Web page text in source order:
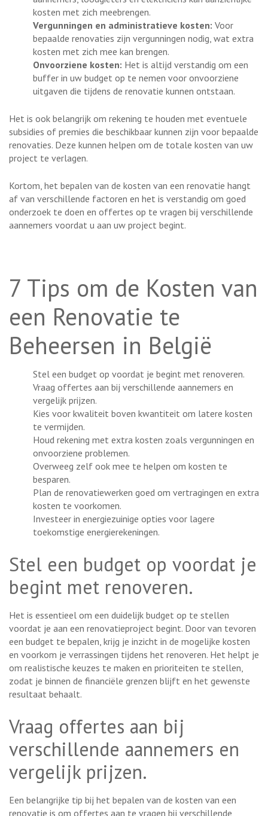
kosten met zich meebrengen.
Vergunningen en administratieve kosten: Voor
bepaalde renovaties zijn vergunningen nodig, wat extra
kosten met zich mee kan brengen.
Onvoorziene kosten: Het is altijd verstandig om een
buffer in uw budget op te nemen voor onvoorziene
uitgaven die tijdens de renovatie kunnen ontstaan.
Het is ook belangrijk om rekening te houden met eventuele
subsidies of premies die beschikbaar kunnen zijn voor bepaalde
renovaties. Deze kunnen helpen om de totale kosten van uw
project te verlagen.
Kortom, het bepalen van de kosten van een renovatie hangt
af van verschillende factoren en het is verstandig om goed
onderzoek te doen en offertes op te vragen bij verschillende
aannemers voordat u aan uw project begint.
7 Tips om de Kosten van
een Renovatie te
Beheersen in België
Stel een budget op voordat je begint met renoveren.
Vraag offertes aan bij verschillende aannemers en
vergelijk prijzen.
Kies voor kwaliteit boven kwantiteit om latere kosten
te vermijden.
Houd rekening met extra kosten zoals vergunningen en
onvoorziene problemen.
Overweeg zelf ook mee te helpen om kosten te
besparen.
Plan de renovatiewerken goed om vertragingen en extra
kosten te voorkomen.
Investeer in energiezuinige opties voor lagere
toekomstige energierekeningen.
Stel een budget op voordat je
begint met renoveren.
Het is essentieel om een duidelijk budget op te stellen
voordat je aan een renovatieproject begint. Door van tevoren
een budget te bepalen, krijg je inzicht in de mogelijke kosten
en voorkom je verrassingen tijdens het renoveren. Het helpt je
om realistische keuzes te maken en prioriteiten te stellen,
zodat je binnen de financiële grenzen blijft en het gewenste
resultaat behaalt.
Vraag offertes aan bij
verschillende aannemers en
vergelijk prijzen.
Een belangrijke tip bij het bepalen van de kosten van een
renovatie is om offertes aan te vragen bij verschillende